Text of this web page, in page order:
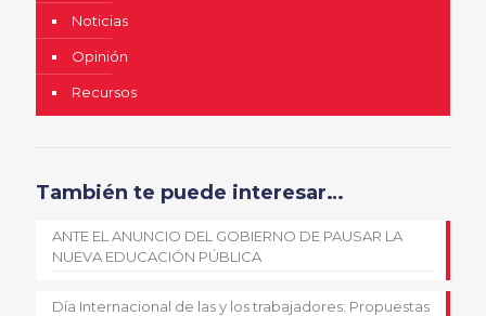
Noticias
Opinión
Recursos
También te puede interesar…
ANTE EL ANUNCIO DEL GOBIERNO DE PAUSAR LA
NUEVA EDUCACIÓN PÚBLICA
Día Internacional de las y los trabajadores: Propuestas